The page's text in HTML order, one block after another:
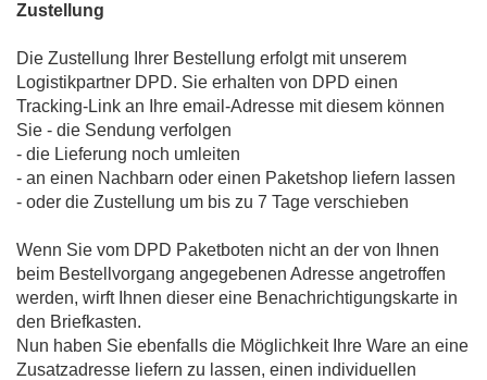
Zustellung
Die Zustellung Ihrer Bestellung erfolgt mit unserem
Logistikpartner DPD. Sie erhalten von DPD einen
Tracking-Link an Ihre email-Adresse mit diesem können
Sie - die Sendung verfolgen
- die Lieferung noch umleiten
- an einen Nachbarn oder einen Paketshop liefern lassen
- oder die Zustellung um bis zu 7 Tage verschieben
Wenn Sie vom DPD Paketboten nicht an der von Ihnen
beim Bestellvorgang angegebenen Adresse angetroffen
werden, wirft Ihnen dieser eine Benachrichtigungskarte in
den Briefkasten.
Nun haben Sie ebenfalls die Möglichkeit Ihre Ware an eine
Zusatzadresse liefern zu lassen, einen individuellen